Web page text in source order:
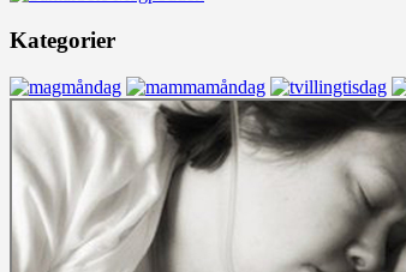
Kategorier